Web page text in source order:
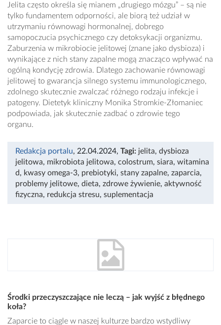
Jelita często określa się mianem „drugiego mózgu” – są nie
tylko fundamentem odporności, ale biorą też udział w
utrzymaniu równowagi hormonalnej, dobrego
samopoczucia psychicznego czy detoksykacji organizmu.
Zaburzenia w mikrobiocie jelitowej (znane jako dysbioza) i
wynikające z nich stany zapalne mogą znacząco wpływać na
ogólną kondycję zdrowia. Dlatego zachowanie równowagi
jelitowej to gwarancja silnego systemu immunologicznego,
zdolnego skutecznie zwalczać różnego rodzaju infekcje i
patogeny. Dietetyk kliniczny Monika Stromkie-Złomaniec
podpowiada, jak skutecznie zadbać o zdrowie tego
organu.
Redakcja portalu, 22.04.2024, Tagi: jelita, dysbioza
jelitowa, mikrobiota jelitowa, colostrum, siara, witamina
d, kwasy omega-3, prebiotyki, stany zapalne, zaparcia,
problemy jelitowe, dieta, zdrowe żywienie, aktywność
fizyczna, redukcja stresu, suplementacja
Środki przeczyszczające nie leczą – jak wyjść z błędnego
koła?
Zaparcie to ciągle w naszej kulturze bardzo wstydliwy